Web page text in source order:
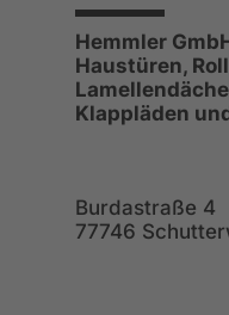
Hemmler
Haustüren,
Klappläden
Burdastraße 4
77746